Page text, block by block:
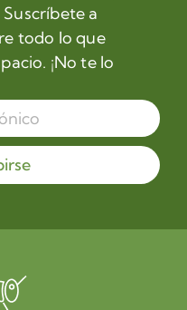
a
todo lo que
¡No te lo